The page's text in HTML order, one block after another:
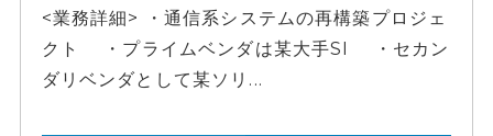
<業務詳細> ・通信系システムの再構築プロジェ
クト ・プライムベンダは某大手SI ・セカン
ダリベンダとして某ソリ...